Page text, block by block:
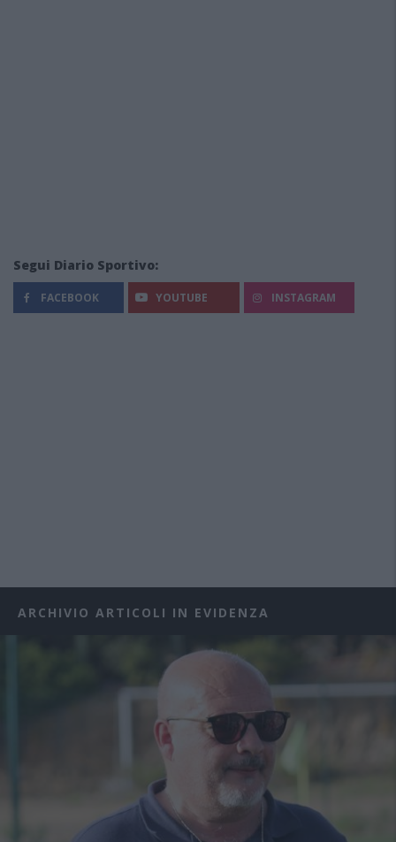
Segui Diario Sportivo:
FACEBOOK YOUTUBE INSTAGRAM
ARCHIVIO ARTICOLI IN EVIDENZA